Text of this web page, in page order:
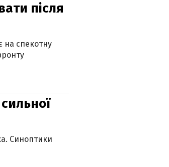
після
на спекотну
Синоптики